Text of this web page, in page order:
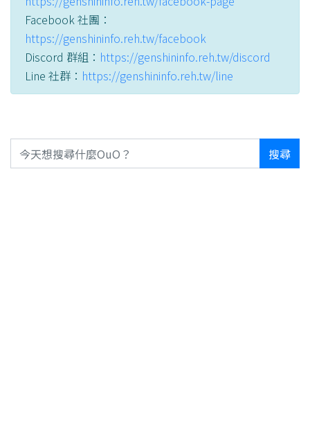
Facebook 社團：
https://genshininfo.reh.tw/facebook
Discord 群組： https://genshininfo.reh.tw/discord
Line 社群： https://genshininfo.reh.tw/line
搜尋